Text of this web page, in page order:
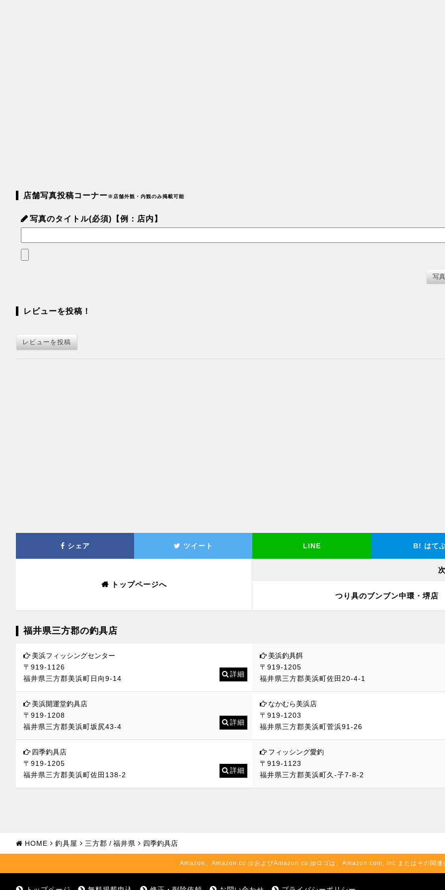
店舗写真投稿コーナー※店舗外観・内観のみ掲載可能
写真のタイトル(必須)【例：店内】
レビューを投稿！
レビューを投稿
シェア ツイート LINE B! はて
トップページへ
つり具のブンブン中環・堺店
福井県三方郡の釣具店
美浜フィッシングセンター
〒919-1126
福井県三方郡美浜町日向9-14
詳細
美浜釣具餌
〒919-1205
福井県三方郡美浜町佐田20-4-1
美浜開運堂釣具店
〒919-1208
福井県三方郡美浜町坂尻43-4
詳細
なかむら美浜店
〒919-1203
福井県三方郡美浜町菅浜91-26
四季釣具店
〒919-1205
福井県三方郡美浜町佐田138-2
詳細
フィッシング愛釣
〒919-1123
福井県三方郡美浜町久-子7-8-2
HOME 釣具屋 三方郡 / 福井県 四季釣具店
Amazon、Amazon.co.jpおよびAmazon.co.jpロゴは、Amazon.com, Inc.またはその関連